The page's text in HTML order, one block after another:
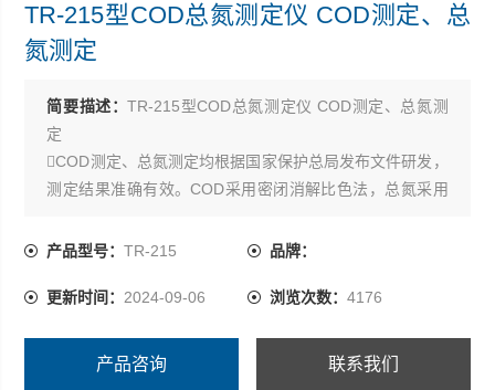
TR-215型COD总氮测定仪 COD测定、总
氮测定
简要描述：TR-215型COD总氮测定仪 COD测定、总氮测
定
COD测定、总氮测定均根据国家保护总局发布文件研发，
测定结果准确有效。COD采用密闭消解比色法，总氮采用
水处理、科研单位及大专院校。
COD：5-10000mg/L分段测量
总氮:0.05-100mg/L
产品型号：TR-215 品牌：
更新时间： 2024-09-06 浏览次数： 4176
产品咨询 联系我们